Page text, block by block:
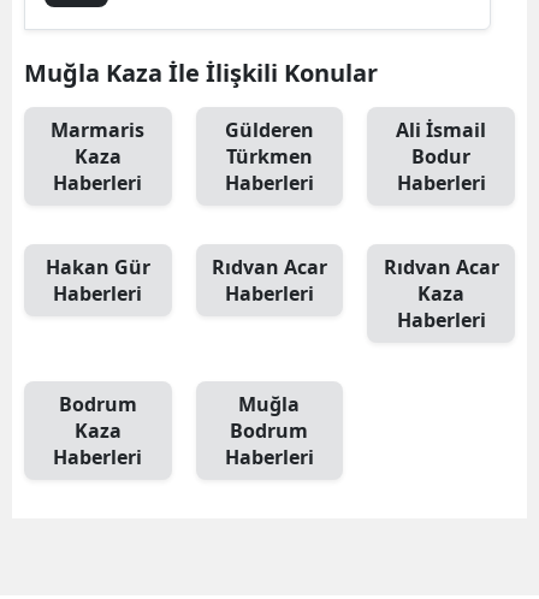
Muğla Kaza İle İlişkili Konular
Marmaris
Kaza
Haberleri
Gülderen
Türkmen
Haberleri
Ali İsmail
Bodur
Haberleri
Hakan Gür
Haberleri
Rıdvan Acar
Haberleri
Rıdvan Acar
Kaza
Haberleri
Bodrum
Kaza
Haberleri
Muğla
Bodrum
Haberleri